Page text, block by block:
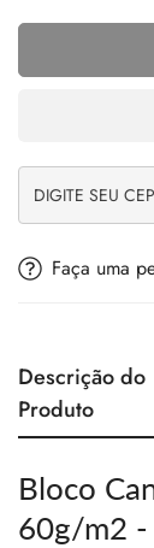
Faça uma
Descrição do
Produto
Bloco
60g/m2 -